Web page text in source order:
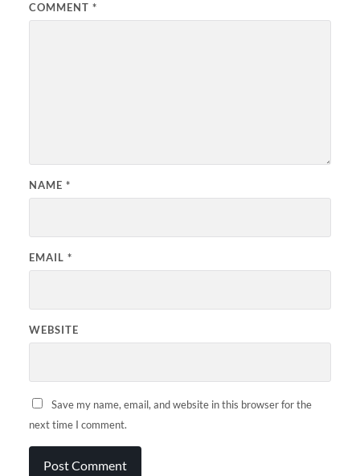
COMMENT *
NAME *
EMAIL *
WEBSITE
Save my name, email, and website in this browser for the
next time I comment.